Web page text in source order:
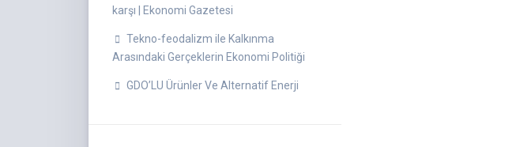
karşı | Ekonomi Gazetesi
Tekno-feodalizm ile Kalkınma
Arasındaki Gerçeklerin Ekonomi Politiği
GDO’LU Ürünler Ve Alternatif Enerji